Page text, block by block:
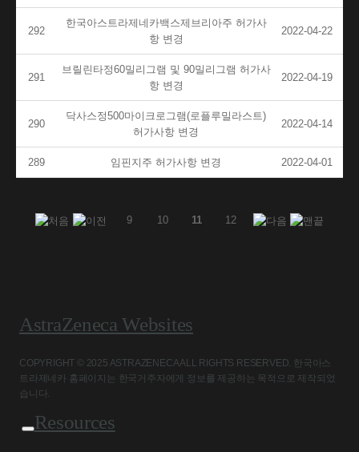
292
한국아스트라제네카백스제브리아주 허가사
항 변경
2022-04-22
291
브릴린타정60밀리그램 및 90밀리그램 허가사
항 변경
2022-04-19
290
닥사스정500마이크로그램(로플루밀라스트)
허가사항 변경
2022-04-14
289 임핀지주 허가사항 변경 2022-04-01
9 10 11 12
AstraZeneca Websites
COPYRIGHT © 2025 ASTRAZENECA ALL RIGHTS RESERVED. 한국아스
트라제네카 홈페이지는 한국거주자에게 정보를 제공하는 목적으로 제작되었
습니다.
Resources